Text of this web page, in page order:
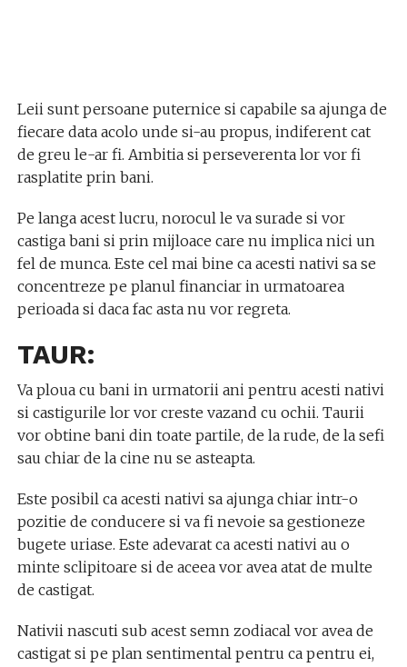
Leii sunt persoane puternice si capabile sa ajunga de
fiecare data acolo unde si-au propus, indiferent cat
de greu le-ar fi. Ambitia si perseverenta lor vor fi
rasplatite prin bani.
Pe langa acest lucru, norocul le va surade si vor
castiga bani si prin mijloace care nu implica nici un
fel de munca. Este cel mai bine ca acesti nativi sa se
concentreze pe planul financiar in urmatoarea
perioada si daca fac asta nu vor regreta.
TAUR:
Va ploua cu bani in urmatorii ani pentru acesti nativi
si castigurile lor vor creste vazand cu ochii. Taurii
vor obtine bani din toate partile, de la rude, de la sefi
sau chiar de la cine nu se asteapta.
Este posibil ca acesti nativi sa ajunga chiar intr-o
pozitie de conducere si va fi nevoie sa gestioneze
bugete uriase. Este adevarat ca acesti nativi au o
minte sclipitoare si de aceea vor avea atat de multe
de castigat.
Nativii nascuti sub acest semn zodiacal vor avea de
castigat si pe plan sentimental pentru ca pentru ei,